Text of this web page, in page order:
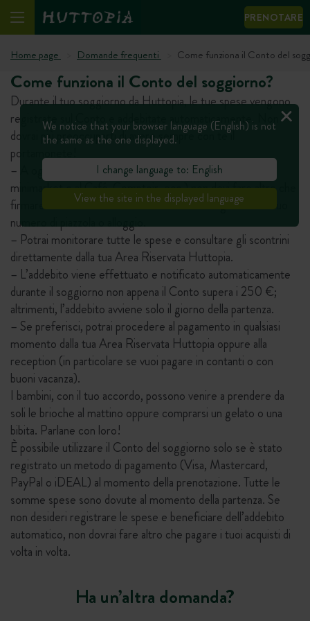
PRENOTARE
Home page Domande frequenti Come funziona il Conto del
Come funziona il Conto del soggiorno?
Durante il tuo soggiorno da Huttopia, le tue spese vengono
registrate sul Conto e addebitate automaticamente. Non
dovrai più preoccuparti di avere sempre con te il
portamonete!
– A ogni acquisto (pane, noleggio biciclette, acquisti al
minimarket o al Café-Comptoir, ecc.) non devi fare altro che
firmare lo scontrino e/o comunicare il tuo cognome e il tuo
numero di piazzola o alloggio.
– Potrai monitorare tutte le spese e consultare gli scontrini
direttamente dalla tua Area Riservata Huttopia.
– L’addebito viene effettuato e notificato automaticamente
durante il soggiorno non appena il Conto supera i 250 €;
altrimenti, l’addebito avviene solo il giorno della partenza.
– Se preferisci, potrai procedere al pagamento in qualsiasi
momento dalla tua Area Riservata Huttopia oppure alla
reception (in particolare se vuoi pagare in contanti o con
buoni vacanza).
I bambini, con il tuo accordo, possono venire a prendere da
soli le brioche al mattino oppure comprarsi un gelato o una
bibita. Parlane con loro!
È possibile utilizzare il Conto del soggiorno solo se è stato
registrato un metodo di pagamento (Visa, Mastercard,
PayPal o iDEAL) al momento della prenotazione. Tutte le
somme spese sono dovute al momento della partenza. Se
non desideri registrare le spese e beneficiare dell’addebito
automatico, non dovrai fare altro che pagare i tuoi acquisti di
volta in volta.
Ha un’altra domanda?
We notice that your browser language (English) is not
the same as the one displayed.
I change language to: English
View the site in the displayed language